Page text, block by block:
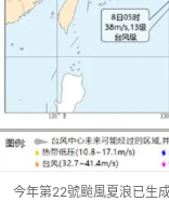
今年第22號颱風夏浪已生